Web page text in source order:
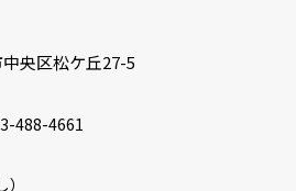
央区松ケ丘27-5
488-4661